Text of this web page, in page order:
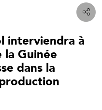
interviendra à
la Guinée
dans la